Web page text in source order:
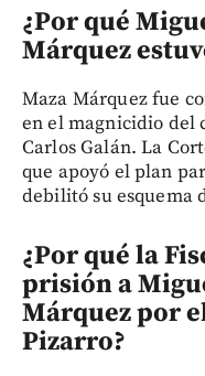
¿Por qué
Márquez
Maza Márquez fue
en el magnicidio del
Carlos Galán. La
que apoyó el plan
debilitó su esquema
¿Por qué la
prisión a
Márquez por
Pizarro?